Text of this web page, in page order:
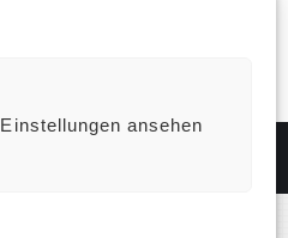
Einstellungen ansehen